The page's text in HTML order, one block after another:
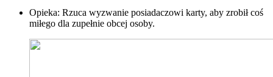
Opieka: Rzuca wyzwanie posiadaczowi karty, aby zrobił coś
miłego dla zupełnie obcej osoby.